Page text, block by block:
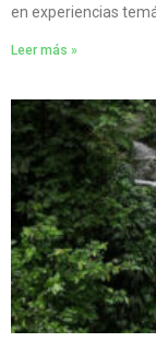
en experiencias
Leer más »